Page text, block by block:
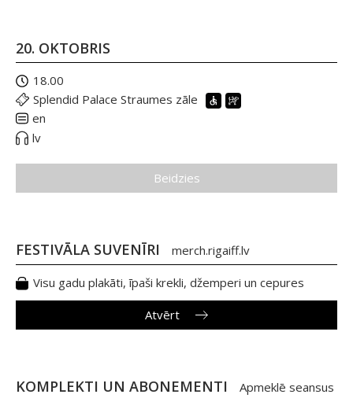
20. OKTOBRIS
18.00
Splendid Palace Straumes zāle
en
lv
Beidzies
FESTIVĀLA SUVENĪRI merch.rigaiff.lv
Visu gadu plakāti, īpaši krekli, džemperi un cepures
Atvērt
KOMPLEKTI UN ABONEMENTI
Apmeklē seansus